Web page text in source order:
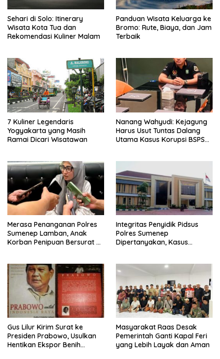
Sehari di Solo: Itinerary
Wisata Kota Tua dan
Rekomendasi Kuliner Malam
Panduan Wisata Keluarga ke
Bromo: Rute, Biaya, dan Jam
Terbaik
7 Kuliner Legendaris
Yogyakarta yang Masih
Ramai Dicari Wisatawan
Nanang Wahyudi: Kejagung
Harus Usut Tuntas Dalang
Utama Kasus Korupsi BSPS
Merasa Penanganan Polres
Sumenep Lamban, Anak
Korban Penipuan Bersurat ke
Integritas Penyidik Pidsus
Polres Sumenep
Dipertanyakan, Kasus
Kepastian
Gus Lilur Kirim Surat ke
Presiden Prabowo, Usulkan
Hentikan Ekspor Benih
Masyarakat Raas Desak
Pemerintah Ganti Kapal Feri
yang Lebih Layak dan Aman